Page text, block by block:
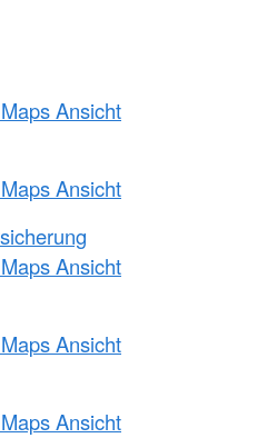
Ansicht
Ansicht
Ansicht
Ansicht
Ansicht